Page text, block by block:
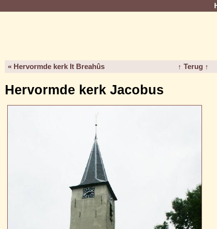
« Hervormde kerk It Breahûs ↑ Terug ↑
Hervormde kerk Jacobus